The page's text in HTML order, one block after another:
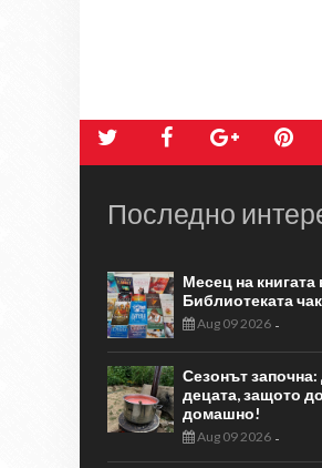
Последно
Месец на книгата
Библиотеката
Aug 09 2026 -
Сезонът започна:
децата, защото
домашно!
Aug 09 2026 -